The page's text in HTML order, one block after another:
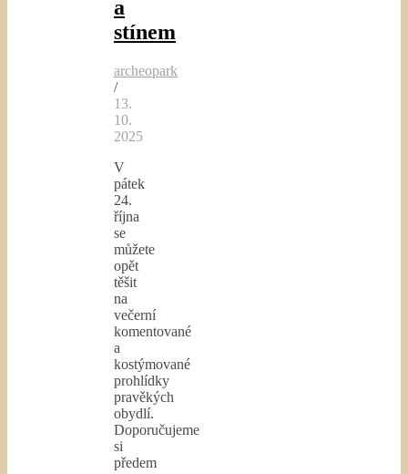
a
stínem
archeopark
/
13.
10.
2025
V
pátek
24.
října
se
můžete
opět
těšit
na
večerní
komentované
a
kostýmované
prohlídky
pravěkých
obydlí.
Doporučujeme
si
předem